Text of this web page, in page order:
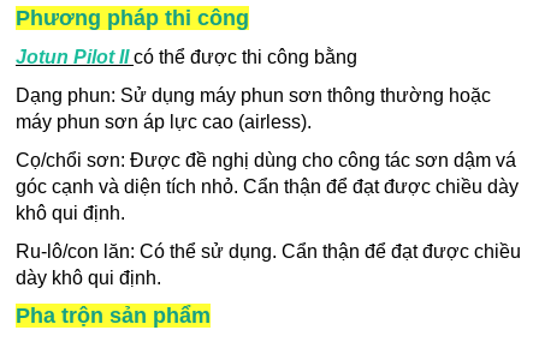
Phương pháp thi công
Jotun Pilot II có thể được thi công bằng
Dạng phun: Sử dụng máy phun sơn thông thường hoặc
máy phun sơn áp lực cao (airless).
Cọ/chổi sơn: Được đề nghị dùng cho công tác sơn dậm vá
góc cạnh và diện tích nhỏ. Cẩn thận để đạt được chiều dày
khô qui định.
Ru-lô/con lăn: Có thể sử dụng. Cẩn thận để đạt được chiều
dày khô qui định.
Pha trộn sản phẩm